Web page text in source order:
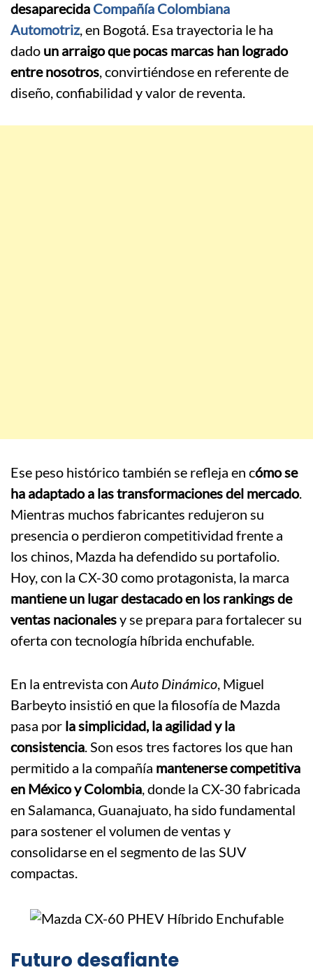
desaparecida Compañía Colombiana
Automotriz, en Bogotá. Esa trayectoria le ha
dado un arraigo que pocas marcas han logrado
entre nosotros, convirtiéndose en referente de
diseño, confiabilidad y valor de reventa.
Ese peso histórico también se refleja en cómo se
ha adaptado a las transformaciones del mercado.
Mientras muchos fabricantes redujeron su
presencia o perdieron competitividad frente a
los chinos, Mazda ha defendido su portafolio.
Hoy, con la CX-30 como protagonista, la marca
mantiene un lugar destacado en los rankings de
ventas nacionalesy se prepara para fortalecer su
oferta con tecnología híbrida enchufable.
En la entrevista con Auto Dinámico, Miguel
Barbeyto insistió en que la filosofía de Mazda
pasa por la simplicidad, la agilidad y la
consistencia. Son esos tres factores los que han
permitido a la compañía mantenerse competitiva
en México y Colombia, donde la CX-30 fabricada
en Salamanca, Guanajuato, ha sido fundamental
para sostener el volumen de ventas y
consolidarse en el segmento de las SUV
compactas.
Futuro desafiante